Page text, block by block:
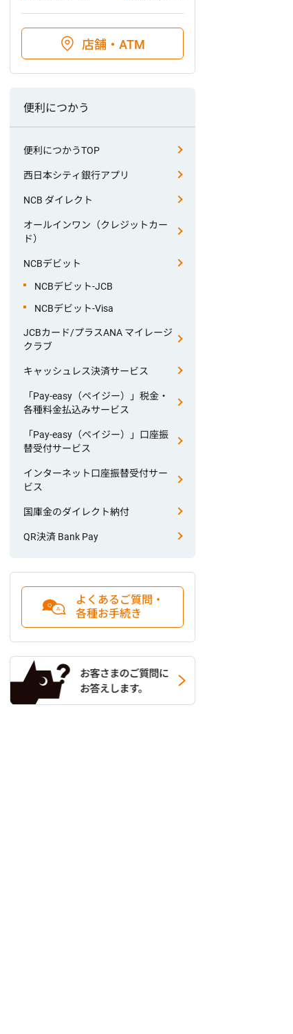
店舗・ATM
便利につかう
便利につかうTOP
西日本シティ銀行アプリ
NCB ダイレクト
オールインワン（クレジットカー
ド）
NCBデビット
NCBデビット-JCB
NCBデビット-Visa
JCBカード/プラスANA マイレージ
クラブ
キャッシュレス決済サービス
「Pay-easy（ペイジー）」税金・
各種料金払込みサービス
「Pay-easy（ペイジー）」口座振
替受付サービス
インターネット口座振替受付サー
ビス
国庫金のダイレクト納付
QR決済 Bank Pay
よくあるご質問・
各種お手続き